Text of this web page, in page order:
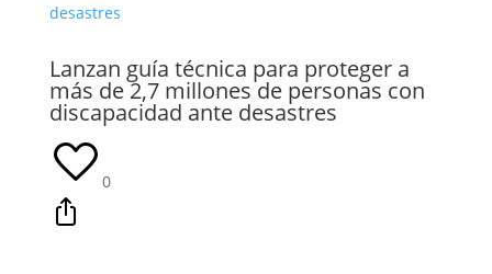
Lanzan guía técnica para proteger a
más de 2,7 millones de personas con
discapacidad ante desastres
0